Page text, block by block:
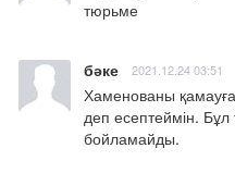
тюрьме
бәке 2021.12.24 03:51
Хаменованы
деп есептеймін. Бұл
бойламайды.